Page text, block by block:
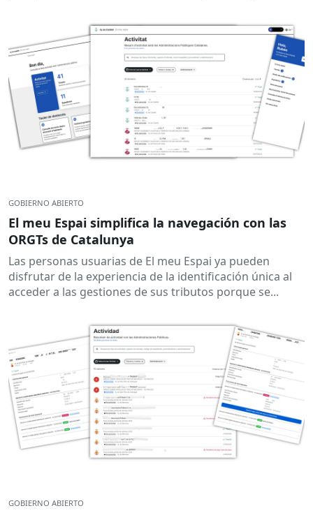
GOBIERNO ABIERTO
El meu Espai simplifica la navegación con las
ORGTs de Catalunya
Las personas usuarias de El meu Espai ya pueden
disfrutar de la experiencia de la identificación única al
acceder a las gestiones de sus tributos porque se...
GOBIERNO ABIERTO